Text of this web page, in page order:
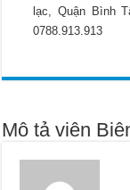
lạc, Quận Bình
0788.913.913
Mô tả viên